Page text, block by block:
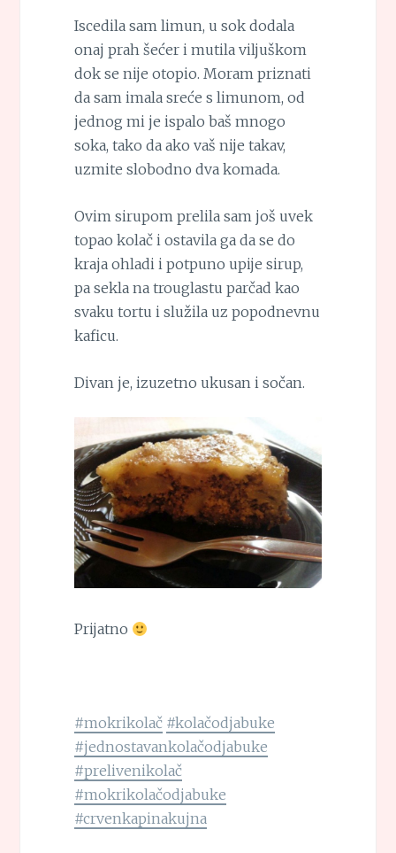
Iscedila sam limun, u sok dodala
onaj prah šećer i mutila viljuškom
dok se nije otopio. Moram priznati
da sam imala sreće s limunom, od
jednog mi je ispalo baš mnogo
soka, tako da ako vaš nije takav,
uzmite slobodno dva komada.
Ovim sirupom prelila sam još uvek
topao kolač i ostavila ga da se do
kraja ohladi i potpuno upije sirup,
pa sekla na trouglastu parčad kao
svaku tortu i služila uz popodnevnu
kaficu.
Divan je, izuzetno ukusan i sočan.
Prijatno
#mokrikolač #kolačodjabuke
#jednostavankolačodjabuke
#prelivenikolač
#mokrikolačodjabuke
#crvenkapinakujna